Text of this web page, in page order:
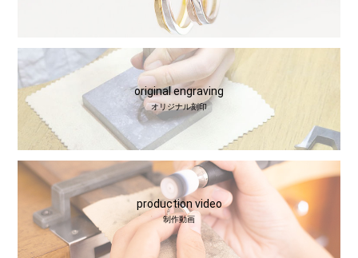
original engraving
オリジナル刻印
production video
制作動画